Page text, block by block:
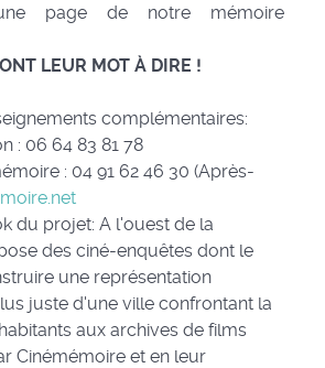
page de notre mémoire
LEUR MOT À DIRE !
complémentaires:
: 06 64 83 81 78
: 04 91 62 46 30 (Après-
du projet: A l'ouest de la
des ciné-enquêtes dont le
une représentation
juste d'une ville confrontant la
aux archives de films
Cinémémoire et en leur